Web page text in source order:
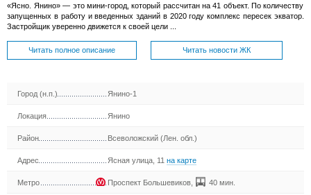
«Ясно. Янино» — это мини-город, который рассчитан на 41 объект. По количеству
запущенных в работу и введенных зданий в 2020 году комплекс пересек экватор.
Застройщик уверенно движется к своей цели ...
Читать полное описание Читать новости ЖК
Город (н.п.) Янино-1
Локация Янино
Район Всеволожский (Лен. обл.)
Адрес Ясная улица, 11на карте
Метро Проспект Большевиков 40 мин.